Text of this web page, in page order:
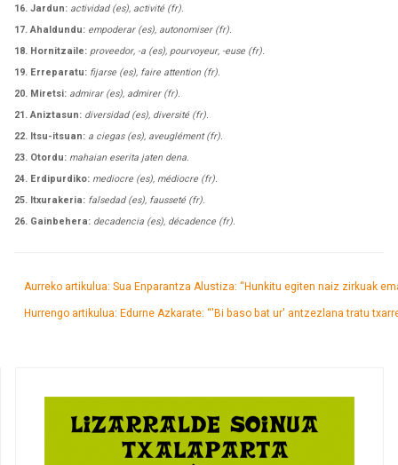
16. Jardun: actividad (es), activité (fr).
17. Ahaldundu: empoderar (es), autonomiser (fr).
18. Hornitzaile: proveedor, -a (es), pourvoyeur, -euse (fr).
19. Erreparatu: fijarse (es), faire attention (fr).
20. Miretsi: admirar (es), admirer (fr).
21. Aniztasun: diversidad (es), diversité (fr).
22. Itsu-itsuan: a ciegas (es), aveuglément (fr).
23. Otordu: mahaian eserita jaten dena.
24. Erdipurdiko: mediocre (es), médiocre (fr).
25. Itxurakeria: falsedad (es), fausseté (fr).
26. Gainbehera: decadencia (es), décadence (fr).
Aurreko artikulua: Sua Enparantza Alustiza: “Hunkitu egiten naiz zirkuak
Hurrengo artikulua: Edurne Azkarate: “'Bi baso bat ur' antzezlana tratu